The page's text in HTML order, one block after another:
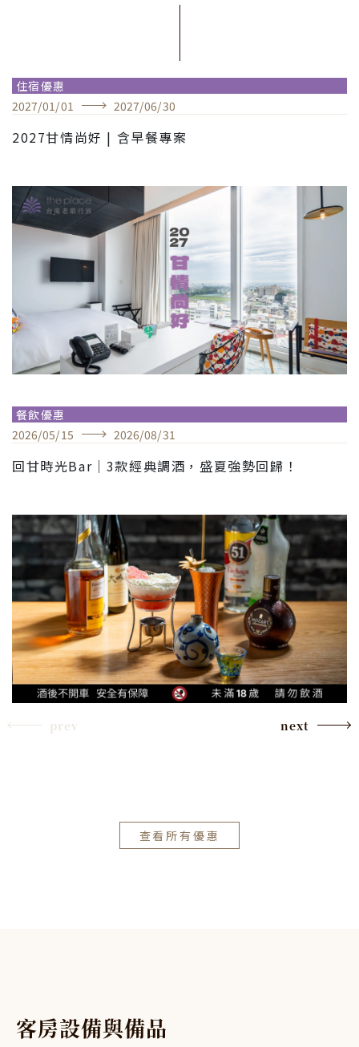
住宿優惠
2027/01 /01 2027/06/30
2027甘情尚好 | 含早餐專案
餐飲優惠
2026/05/15 2026/08/31
回甘時光Bar｜3款經典調酒，盛夏強勢回歸！
prev next
查看所有優惠
客房設備與備品